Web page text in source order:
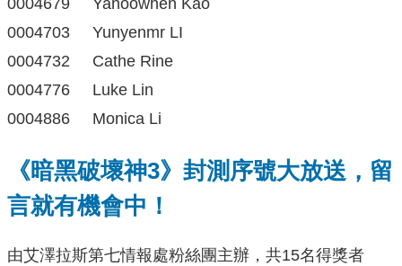
0004703 Yunyenmr LI
0004732 Cathe Rine
0004776 Luke Lin
0004886 Monica Li
《暗黑破壞神3》封測序號大放送，留
言就有機會中！
由艾澤拉斯第七情報處粉絲團主辦，共15名得獎者